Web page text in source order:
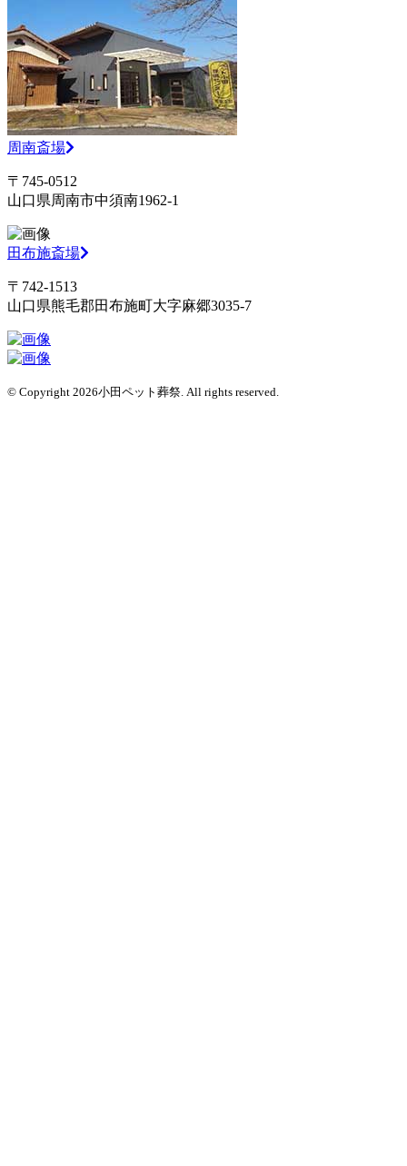
周南斎場
〒745-0512
山口県周南市中須南1962-1
田布施斎場
〒742-1513
山口県熊毛郡田布施町大字麻郷3035-7
© Copyright 2026小田ペット葬祭. All rights reserved.